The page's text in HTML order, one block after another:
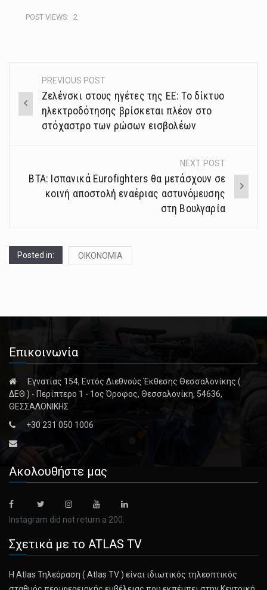
POST VIEWS: 2
Post
navigation
PREVIOUS POST
Ζελένσκι στους ηγέτες της ΕΕ: Το δίκτυο
ηλεκτροδότησης βρίσκεται πλέον στο
στόχαστρο των ρώσων εισβολέων
NEXT POST
ΒΤΑ: Ισπανικά Eurofighters θα μετάσχουν σε
κοινή αποστολή εναέριας αστυνόμευσης
στη Βουλγαρία
Posted in: ΟΙΚΟΝΟΜΙΑ
Επικοινωνία
Εγνατίας 154, Εντός Διεθνούς Έκθεσης Θεσσαλονίκης (
ΔΕΘ ) - Περίπτερο 1 - 1ος Όροφος, Θεσσαλονίκη, 54636,
ΘΕΣΣΑΛΟΝΙΚΗΣ
+30 231 050 1006
Ακολουθήστε μας
Instagram did not return a 200.
Σχετικά με το ATLAS TV
Η Atlas Τηλεόραση ( Atlas TV ) είναι ιδιωτικός τηλεοπτικός